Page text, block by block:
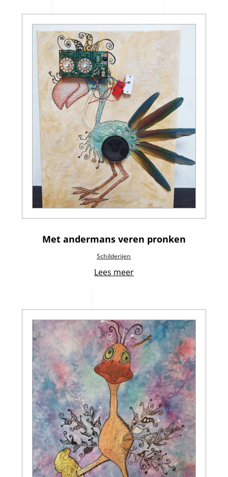
Met andermans veren pronken
Schilderijen
Lees meer